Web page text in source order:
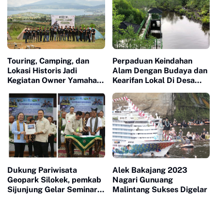
Touring, Camping, dan
Lokasi Historis Jadi
Kegiatan Owner Yamaha
Perpaduan Keindahan
Alam Dengan Budaya dan
Kearifan Lokal Di Desa
Dukung Pariwisata
Geopark Silokek, pemkab
Sijunjung Gelar Seminar
Alek Bakajang 2023
Nagari Gunuang
Malintang Sukses Digelar